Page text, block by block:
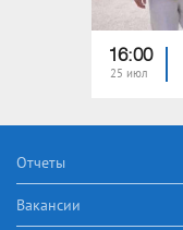
16:00
25 июл
Отчеты
Вакансии